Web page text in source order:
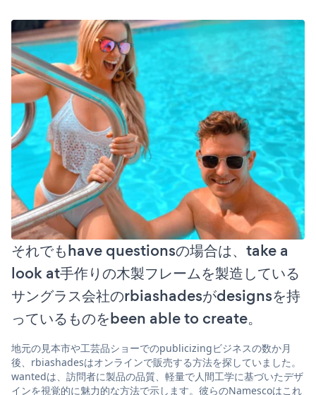
それでもhave questionsの場合は、take a
look at手作りの木製フレームを製造している
サングラス会社のrbiashadesがdesignsを持
っているものをbeen able to create。
地元の見本市や工芸品ショーでのpublicizingビジネスの数か月
後、rbiashadesはオンラインで販売する方法を探していました。
wantedは、訪問者に製品の品質、軽量で人間工学に基づいたデザ
インを視覚的に魅力的な方法で示します。彼らのNamescoはこれ